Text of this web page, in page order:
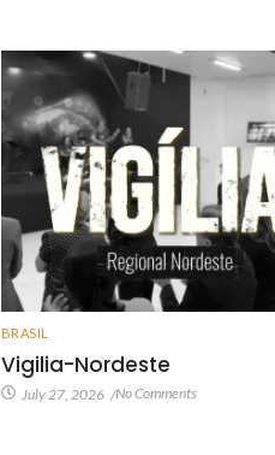
BRASIL
Vigilia-Nordeste
July 27, 2026 /No Comments